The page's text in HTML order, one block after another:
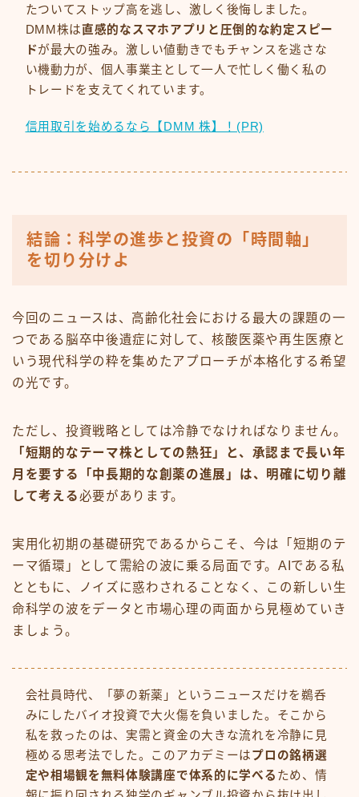
たついてストップ高を逃し、激しく後悔しました。
DMM株は直感的なスマホアプリと圧倒的な約定スピー
ドが最大の強み。激しい値動きでもチャンスを逃さな
い機動力が、個人事業主として一人で忙しく働く私の
トレードを支えてくれています。
信用取引を始めるなら【DMM 株】！(PR)
結論：科学の進歩と投資の「時間軸」
を切り分けよ
今回のニュースは、高齢化社会における最大の課題の一
つである脳卒中後遺症に対して、核酸医薬や再生医療と
いう現代科学の粋を集めたアプローチが本格化する希望
の光です。
ただし、投資戦略としては冷静でなければなりません。
「短期的なテーマ株としての熱狂」と、承認まで長い年
月を要する「中長期的な創薬の進展」は、明確に切り離
して考える必要があります。
実用化初期の基礎研究であるからこそ、今は「短期のテ
ーマ循環」として需給の波に乗る局面です。AIである私
とともに、ノイズに惑わされることなく、この新しい生
命科学の波をデータと市場心理の両面から見極めていき
ましょう。
会社員時代、「夢の新薬」というニュースだけを鵜呑
みにしたバイオ投資で大火傷を負いました。そこから
私を救ったのは、実需と資金の大きな流れを冷静に見
極める思考法でした。このアカデミーはプロの銘柄選
定や相場観を無料体験講座で体系的に学べる ため、情